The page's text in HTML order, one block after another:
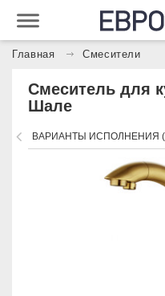
Главная Смесители
Смеситель для
Шале
ВАРИАНТЫ ИСПОЛНЕНИЯ